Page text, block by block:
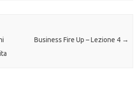
Business Fire Up – Lezione 4 →